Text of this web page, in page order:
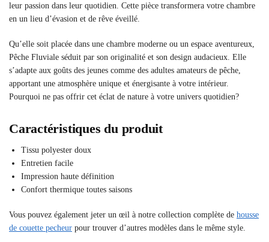
leur passion dans leur quotidien. Cette pièce transformera votre chambre
en un lieu d’évasion et de rêve éveillé.
Qu’elle soit placée dans une chambre moderne ou un espace aventureux,
Pêche Fluviale séduit par son originalité et son design audacieux. Elle
s’adapte aux goûts des jeunes comme des adultes amateurs de pêche,
apportant une atmosphère unique et énergisante à votre intérieur.
Pourquoi ne pas offrir cet éclat de nature à votre univers quotidien?
Caractéristiques du produit
Tissu polyester doux
Entretien facile
Impression haute définition
Confort thermique toutes saisons
Vous pouvez également jeter un œil à notre collection complète de housse
de couette pecheur pour trouver d’autres modèles dans le même style.